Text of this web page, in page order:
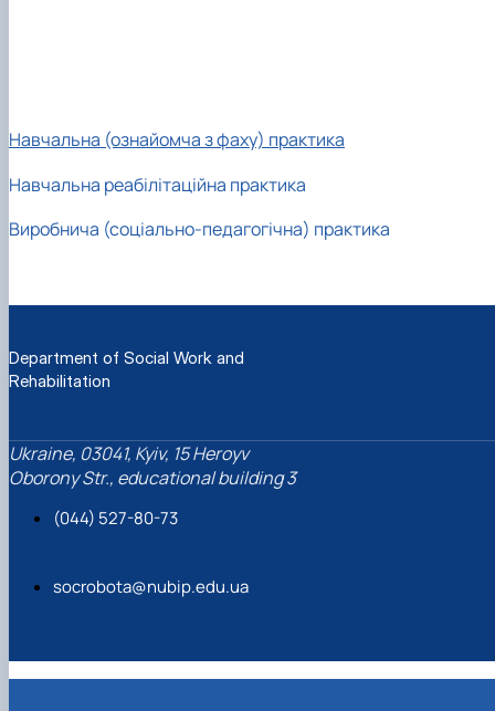
Навчальна (ознайомча з фаху) практика
Навчальна реабілітаційна практика
Виробнича (соціально-педагогічна) практика
Department of Social Work and
Rehabilitation
Ukraine, 03041, Kyiv, 15 Heroyv
Oborony Str., educational building 3
(044) 527-80-73
socrobota@nubip.edu.ua